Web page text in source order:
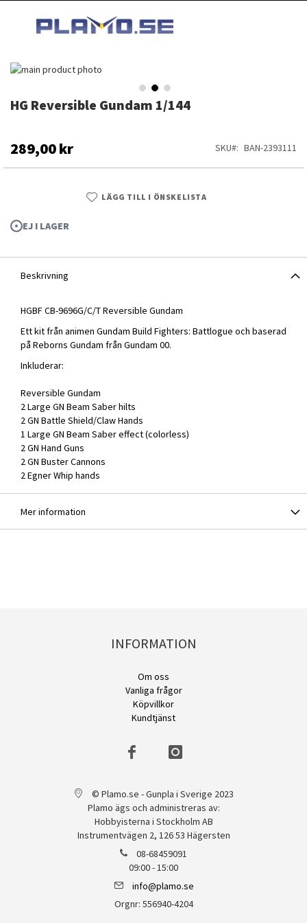
INNEHÅLLET
HG Reversible Gundam 1/144
289,00 kr SKU BAN-2393111
LÄGG TILL I ÖNSKELISTA
EJ I LAGER
Hoppa
av
Hoppa
av
bildgalleriet
Beskrivning
HGBF CB-9696G/C/T Reversible Gundam
Ett kit från animen Gundam Build Fighters: Battlogue och baserad
på Reborns Gundam från Gundam 00.
Inkluderar:
Reversible Gundam
2 Large GN Beam Saber hilts
2 GN Battle Shield/Claw Hands
1 Large GN Beam Saber effect (colorless)
2 GN Hand Guns
2 GN Buster Cannons
2 Egner Whip hands
Mer information
INFORMATION
Om oss
Vanliga frågor
Köpvillkor
Kundtjänst
© Plamo.se - Gunpla i Sverige 2023
Plamo ägs och administreras av:
Hobbyisterna i Stockholm AB
Instrumentvägen 2, 126 53 Hägersten
08-68459091
09:00 - 15:00
info@plamo.se
Orgnr: 556940-4204